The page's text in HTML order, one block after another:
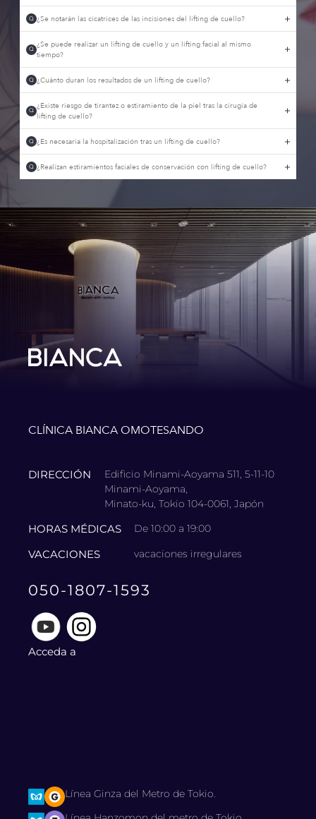
Q ¿Se notarán las cicatrices de las incisiones del lifting de cuello?
Q ¿Se puede realizar un lifting de cuello y un lifting facial al mismo
tiempo?
Q ¿Cuánto duran los resultados de un lifting de cuello?
Q ¿Existe riesgo de tirantez o estiramiento de la piel tras la cirugía de
lifting de cuello?
Q ¿Es necesaria la hospitalización tras un lifting de cuello?
Q ¿Realizan estiramientos faciales de conservación con lifting de cuello?
CLÍNICA BIANCA OMOTESANDO
DIRECCIÓN
Edificio Minami-Aoyama 511, 5-11-10
Minami-Aoyama,
Minato-ku, Tokio 104-0061, Japón
HORAS MÉDICAS De 10:00 a 19:00
VACACIONES vacaciones irregulares
050-1807-1593
Acceda a
Línea Ginza del Metro de Tokio.